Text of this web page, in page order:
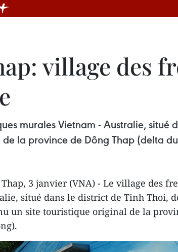
village des
murales Vietnam - Australie,
la province de Dông Thap (delta
3 janvier (VNA) - Le village des
situé dans le district de Tinh Thoi,
un site touristique original de la